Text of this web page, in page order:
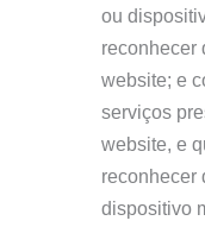
ou
reconhecer
website; e
serviços
website, e
reconhecer
dispositivo